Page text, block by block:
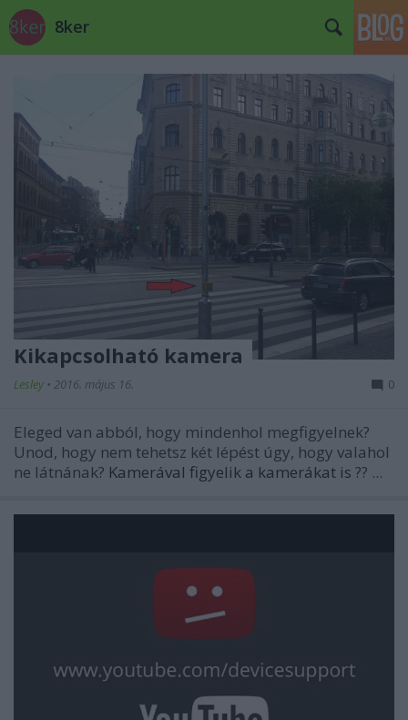
8ker
Kikapcsolható kamera
Lesley • 2016. május 16. 0
Eleged van abból, hogy mindenhol megfigyelnek?
Unod, hogy nem tehetsz két lépést úgy, hogy valahol
ne látnának? Kamerával figyelik a kamerákat is ?? ...